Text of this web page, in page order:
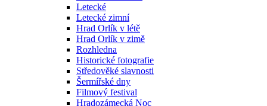
Letecké
Letecké zimní
Hrad Orlík v létě
Hrad Orlík v zimě
Rozhledna
Historické fotografie
Středověké slavnosti
Šermířské dny
Filmový festival
Hradozámecká Noc